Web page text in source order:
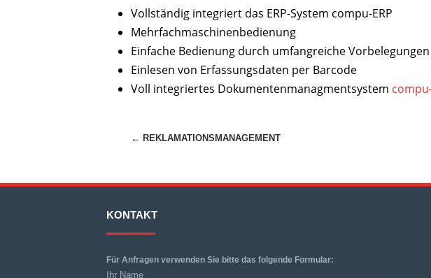
Vollständig integriert das ERP-System compu-ERP
Mehrfachmaschinen­bedienung
Einfache Bedienung durch umfangreiche Vor­belegungen
Einlesen von Erfassungsdaten per Barcode
Voll integriertes Dokumentenmanagmentsystem
Beitragsnavigation
← REKLAMATIONSMANAGEMENT
KONTAKT
Für Anfragen verwenden Sie bitte das folgende Formular:
Ihr Name